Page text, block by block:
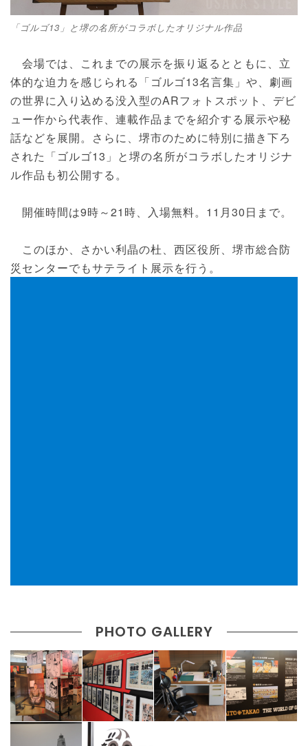
「ゴルゴ13」と堺の名所がコラボしたオリジナル作品
会場では、これまでの展示を振り返るとともに、立
体的な迫力を感じられる「ゴルゴ13名言集」や、劇画
の世界に入り込める没入型のARフォトスポット、デビ
ュー作から代表作、連載作品までを紹介する展示や秘
話などを展開。さらに、堺市のために特別に描き下ろ
された「ゴルゴ13」と堺の名所がコラボしたオリジナ
ル作品も初公開する。
開催時間は9時～21時、入場無料。11月30日まで。
このほか、さかい利晶の杜、西区役所、堺市総合防
災センターでもサテライト展示を行う。
PHOTO GALLERY